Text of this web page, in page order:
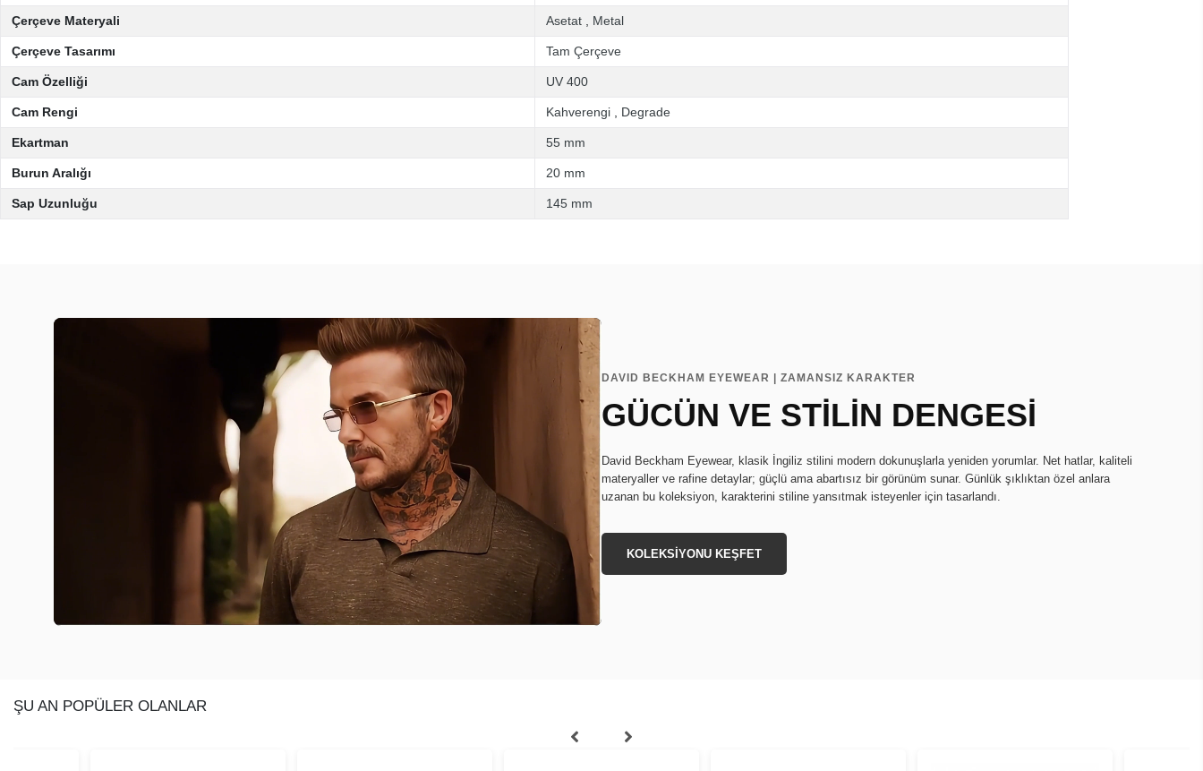
Çerçeve Materyali Asetat Metal
Çerçeve Tasarımı Tam Çerçeve
Cam Özelliği UV 400
Cam Rengi Kahverengi Degrade
Ekartman 55 mm
Burun Aralığı 20 mm
Sap Uzunluğu 145 mm
DAVID BECKHAM EYEWEAR | ZAMANSIZ KARAKTER
GÜCÜN VE STİLİN DENGESİ
David Beckham Eyewear, klasik İngiliz stilini modern dokunuşlarla yeniden yorumlar. Net hatlar, kaliteli
materyaller ve rafine detaylar; güçlü ama abartısız bir görünüm sunar. Günlük şıklıktan özel anlara
uzanan bu koleksiyon, karakterini stiline yansıtmak isteyenler için tasarlandı.
KOLEKSİYONU KEŞFET
ŞU AN POPÜLER OLANLAR